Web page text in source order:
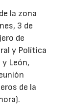
la zona
3 de
de
y Política
León,
de la